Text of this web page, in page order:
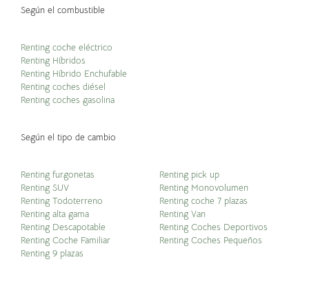
Según el combustible
Renting coche eléctrico
Renting Híbridos
Renting Híbrido Enchufable
Renting coches diésel
Renting coches gasolina
Según el tipo de cambio
Renting furgonetas
Renting SUV
Renting Todoterreno
Renting alta gama
Renting Descapotable
Renting Coche Familiar
Renting 9 plazas
Renting pick up
Renting Monovolumen
Renting coche 7 plazas
Renting Van
Renting Coches Deportivos
Renting Coches Pequeños